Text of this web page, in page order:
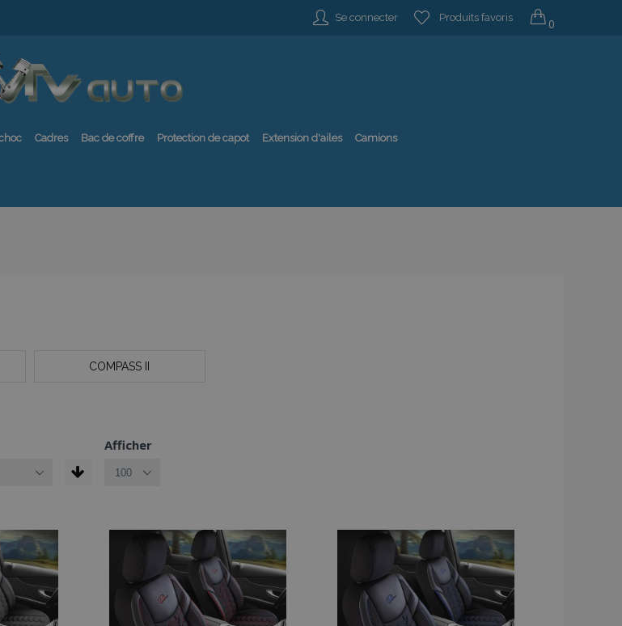
Se connecter Produits favoris 0
Cadres Bac de coffre Protection de capot Extension d'ailes Camions
COMPASS II
Afficher